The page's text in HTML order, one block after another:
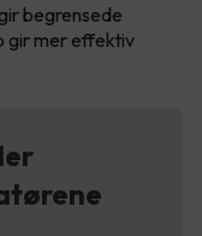
gir begrensede
gir mer effektiv